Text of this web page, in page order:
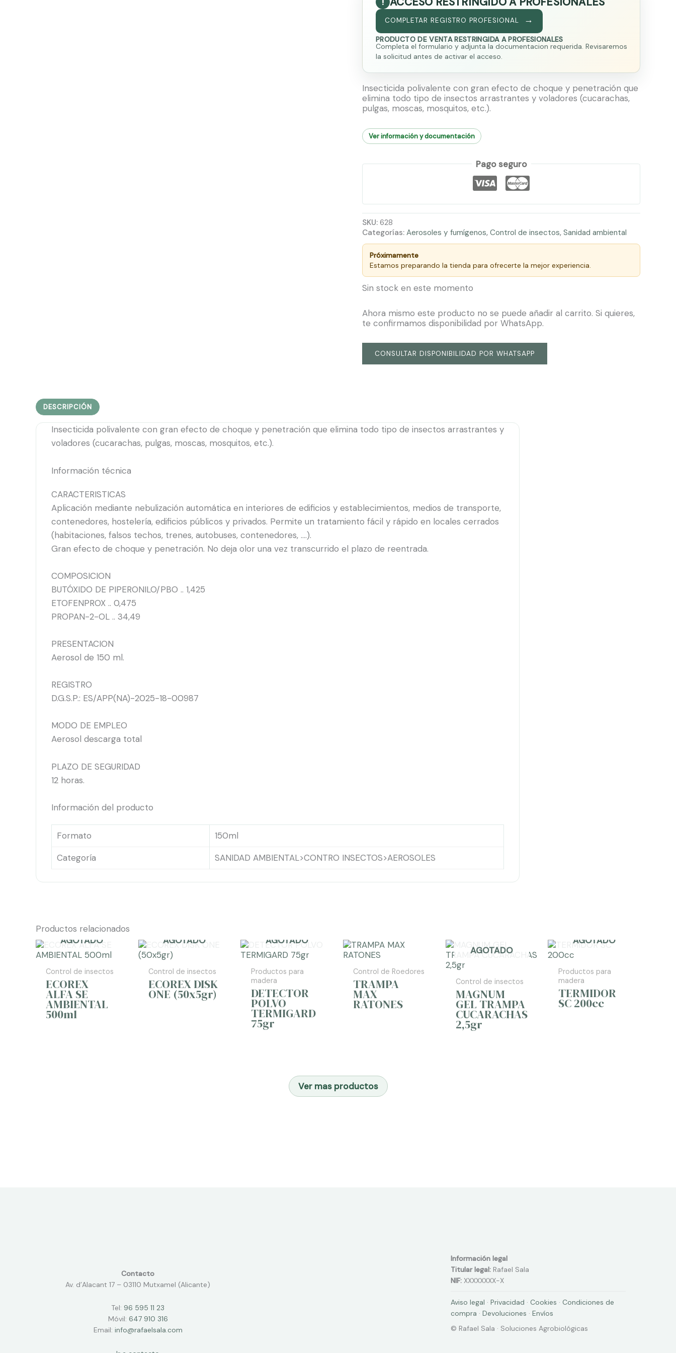
COMPLETAR REGISTRO PROFESIONAL
PRODUCTO DE VENTA RESTRINGIDA A PROFESIONALES
Completa el formulario y adjunta la documentacion requerida. Revisaremos
la solicitud antes de activar el acceso.
Insecticida polivalente con gran efecto de choque y penetración que
elimina todo tipo de insectos arrastrantes y voladores (cucarachas,
pulgas, moscas, mosquitos, etc.).
Ver información y documentación
Pago seguro
SKU:628
Categorías:Aerosoles y fumígenos,Control de insectos,Sanidad ambiental
Próximamente
Estamos preparando la tienda para ofrecerte la mejor experiencia.
Sin stock en este momento
Ahora mismo este producto no se puede añadir al carrito. Si quieres,
te confirmamos disponibilidad por WhatsApp.
CONSULTAR DISPONIBILIDAD POR WHATSAPP
DESCRIPCIÓN
Insecticida polivalente con gran efecto de choque y penetración que elimina todo tipo de insectos arrastrantes y
voladores (cucarachas, pulgas, moscas, mosquitos, etc.).
Información técnica
CARACTERISTICAS
Aplicación mediante nebulización automática en interiores de edificios y establecimientos, medios de transporte,
contenedores, hostelería, edificios públicos y privados. Permite un tratamiento fácil y rápido en locales cerrados
(habitaciones, falsos techos, trenes, autobuses, contenedores, ….).
Gran efecto de choque y penetración. No deja olor una vez transcurrido el plazo de reentrada.
COMPOSICION
BUTÓXIDO DE PIPERONILO/PBO .. 1,425
ETOFENPROX .. 0,475
PROPAN-2-OL .. 34,49
PRESENTACION
Aerosol de 150 ml.
REGISTRO
D.G.S.P.: ES/APP(NA)-2025-18-00987
MODO DE EMPLEO
Aerosol descarga total
PLAZO DE SEGURIDAD
12 horas.
Información del producto
Formato
150ml
Categoría
SANIDAD AMBIENTAL>CONTRO INSECTOS>AEROSOLES
Productos relacionados
AGOTADO
Control de insectos
ECOREX
ALFA SE
AMBIENTAL
500ml
AGOTADO
Control de insectos
ECOREX DISK
ONE (50x5gr)
AGOTADO
Productos para
madera
DETECTOR
POLVO
TERMIGARD
75gr
Control de Roedores
TRAMPA
MAX
RATONES
AGOTADO
Control de insectos
MAGNUM
GEL TRAMPA
CUCARACHAS
2,5gr
AGOTADO
Productos para
madera
TERMIDOR
SC 200cc
Ver mas productos
Contacto
Av. d’Alacant 17 – 03110 Mutxamel (Alicante)
Tel: 96 595 11 23
Móvil: 647 910 316
Email: info@rafaelsala.com
Información legal
Titular legal: Rafael Sala
NIF: XXXXXXXX-X
Aviso legal · Privacidad · Cookies · Condiciones de
compra · Devoluciones · Envíos
© Rafael Sala · Soluciones Agrobiológicas